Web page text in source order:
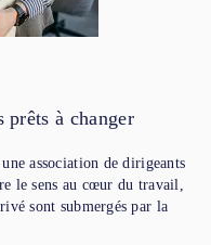
prêts à changer
association de dirigeants
le sens au cœur du travail,
sont submergés par la